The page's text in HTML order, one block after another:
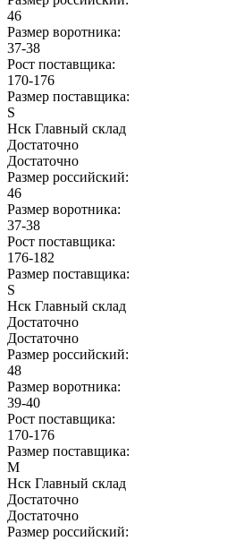
46
Размер воротника:
37-38
Рост поставщика:
170-176
Размер поставщика:
S
Нск Главный склад
Достаточно
Достаточно
Размер российский:
46
Размер воротника:
37-38
Рост поставщика:
176-182
Размер поставщика:
S
Нск Главный склад
Достаточно
Достаточно
Размер российский:
48
Размер воротника:
39-40
Рост поставщика:
170-176
Размер поставщика:
M
Нск Главный склад
Достаточно
Достаточно
Размер российский: